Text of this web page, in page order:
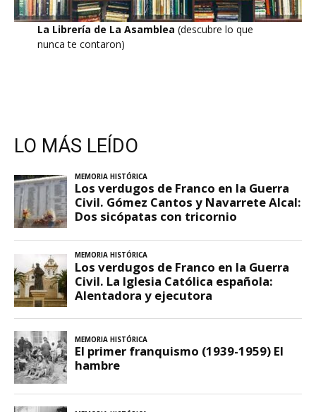
La Librería de La Asamblea (descubre lo que
nunca te contaron)
LO MÁS LEÍDO